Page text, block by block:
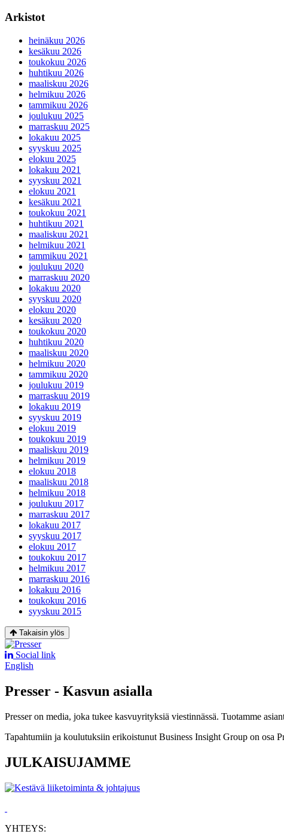
Arkistot
heinäkuu 2026
kesäkuu 2026
toukokuu 2026
huhtikuu 2026
maaliskuu 2026
helmikuu 2026
tammikuu 2026
joulukuu 2025
marraskuu 2025
lokakuu 2025
syyskuu 2025
elokuu 2025
lokakuu 2021
syyskuu 2021
elokuu 2021
kesäkuu 2021
toukokuu 2021
huhtikuu 2021
maaliskuu 2021
helmikuu 2021
tammikuu 2021
joulukuu 2020
marraskuu 2020
lokakuu 2020
syyskuu 2020
elokuu 2020
kesäkuu 2020
toukokuu 2020
huhtikuu 2020
maaliskuu 2020
helmikuu 2020
tammikuu 2020
joulukuu 2019
marraskuu 2019
lokakuu 2019
syyskuu 2019
elokuu 2019
toukokuu 2019
maaliskuu 2019
helmikuu 2019
elokuu 2018
maaliskuu 2018
helmikuu 2018
joulukuu 2017
marraskuu 2017
lokakuu 2017
syyskuu 2017
elokuu 2017
toukokuu 2017
helmikuu 2017
marraskuu 2016
lokakuu 2016
toukokuu 2016
syyskuu 2015
Takaisin ylös
Social link
English
Presser - Kasvun asialla
Presser on media, joka tukee kasvuyrityksiä viestinnässä. Tuotamme
Tapahtumiin ja koulutuksiin erikoistunut Business Insight Group on osa
JULKAISUJAMME
YHTEYS: